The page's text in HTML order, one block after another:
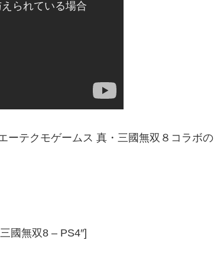
ーテクモゲームス 真・三國無双８コラボの
國無双8 – PS4″]